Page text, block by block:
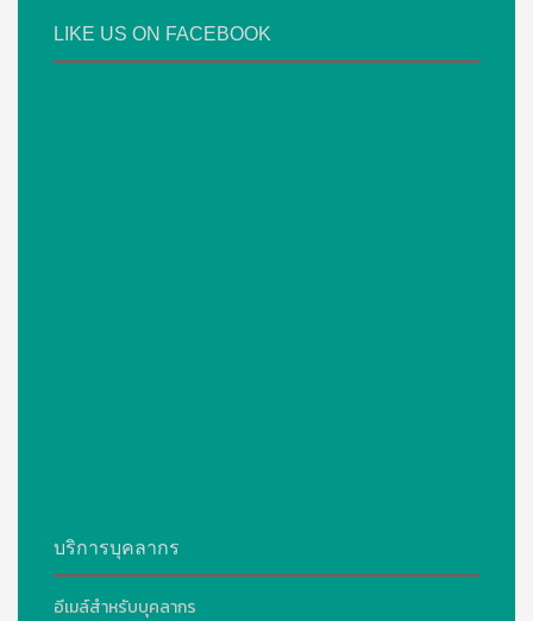
LIKE US ON FACEBOOK
บริการบุคลากร
อีเมล์สำหรับบุคลากร